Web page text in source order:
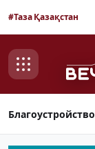
#Таза Қазақстан
Благоустройство